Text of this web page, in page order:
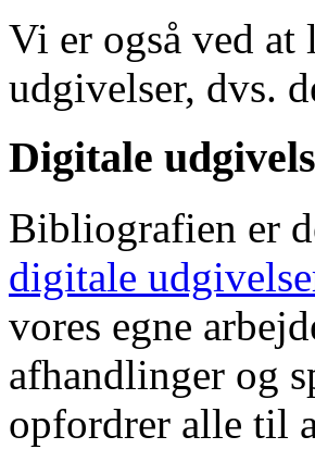
Vi er også ved at
udgivelser, dvs.
Digitale
Bibliografien er
digitale
vores egne
afhandlinger og
opfordrer alle til